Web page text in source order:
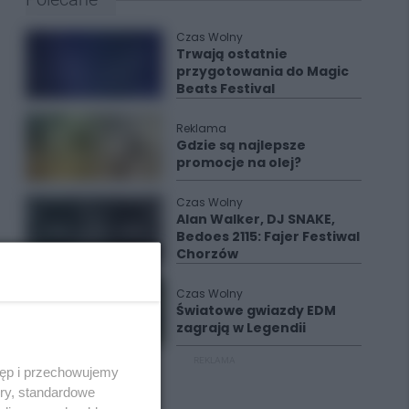
Czas Wolny
Trwają ostatnie
przygotowania do Magic
Beats Festival
Reklama
Gdzie są najlepsze
promocje na olej?
Czas Wolny
Alan Walker, DJ SNAKE,
Bedoes 2115: Fajer Festiwal
Chorzów
Czas Wolny
Światowe gwiazdy EDM
zagrają w Legendii
i przechowujemy
standardowe